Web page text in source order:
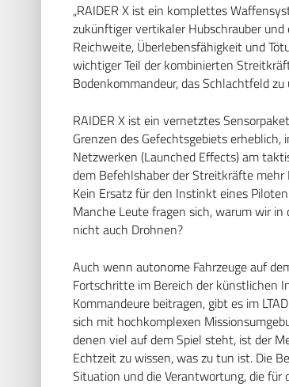
„RAIDER X ist ein komplettes
zukünftiger vertikaler Hubschrauber
Reichweite, Überlebensfähigkeit und
wichtiger Teil der kombinierten
Bodenkommandeur, das Schlachtfeld
RAIDER X ist ein vernetztes
Grenzen des Gefechtsgebiets
Netzwerken (Launched Effects) am
dem Befehlshaber der Streitkräfte
Kein Ersatz für den Instinkt eines
Manche Leute fragen sich, warum wir
nicht auch Drohnen?
Auch wenn autonome Fahrzeuge auf
Fortschritte im Bereich der künstlichen
Kommandeure beitragen, gibt es im
sich mit hochkomplexen
denen viel auf dem Spiel steht, ist der
Echtzeit zu wissen, was zu tun ist. Die
Situation und die Verantwortung, die